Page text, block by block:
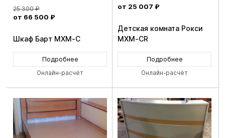
25 300 ₽
от 66 500 ₽
Шкаф Барт MXM-C
Подробнее
Онлайн-расчёт
от 25 007 ₽
Детская комната Рокси
MXM-CR
Подробнее
Онлайн-расчёт